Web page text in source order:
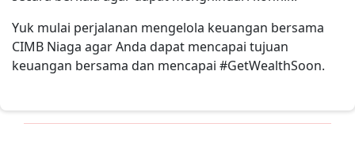
Yuk mulai perjalanan mengelola keuangan bersama
CIMB Niaga agar Anda dapat mencapai tujuan
keuangan bersama dan mencapai #GetWealthSoon.